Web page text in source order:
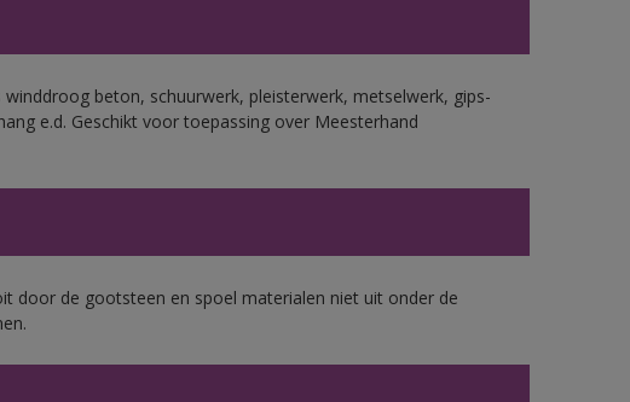
beton, schuurwerk, pleisterwerk, metselwerk, gips-
e.d. Geschikt voor toepassing over Meesterhand
door de gootsteen en spoel materialen niet uit onder de